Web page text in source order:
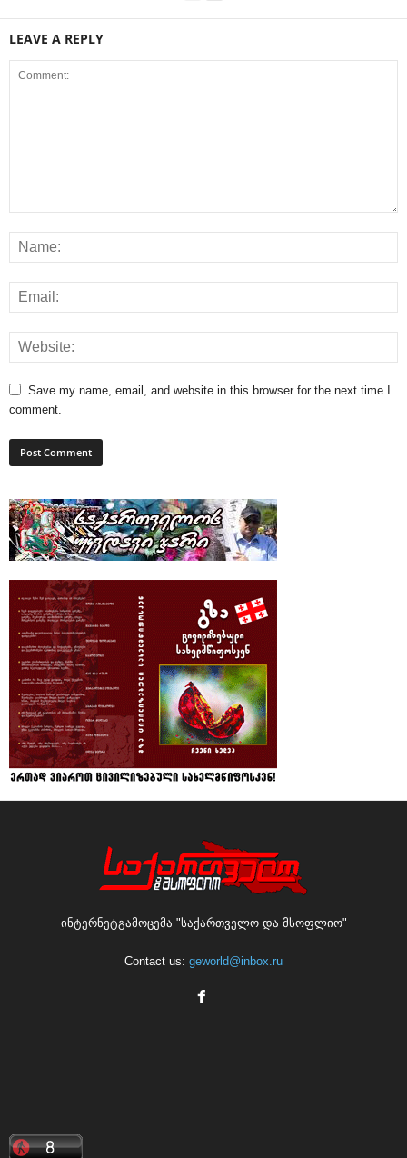
LEAVE A REPLY
Save my name, email, and website in this browser for the next time I
comment.
ინტერნეტგამოცემა "საქართველო და მსოფლიო"
Contact us: geworld@inbox.ru